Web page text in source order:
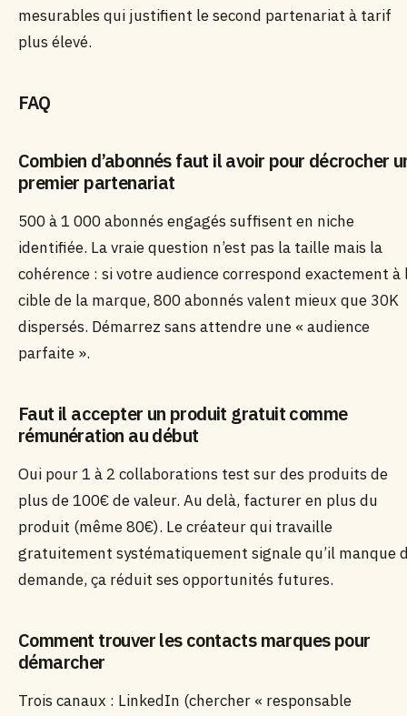
mesurables qui justifient le second partenariat à tarif
plus élevé.
FAQ
Combien d’abonnés faut il avoir pour décrocher
premier partenariat
500 à 1 000 abonnés engagés suffisent en niche
identifiée. La vraie question n’est pas la taille mais la
cohérence : si votre audience correspond exactement à
cible de la marque, 800 abonnés valent mieux que 30K
dispersés. Démarrez sans attendre une « audience
parfaite ».
Faut il accepter un produit gratuit comme
rémunération au début
Oui pour 1 à 2 collaborations test sur des produits de
plus de 100€ de valeur. Au delà, facturer en plus du
produit (même 80€). Le créateur qui travaille
gratuitement systématiquement signale qu’il manque
demande, ça réduit ses opportunités futures.
Comment trouver les contacts marques pour
démarcher
Trois canaux : LinkedIn (chercher « responsable